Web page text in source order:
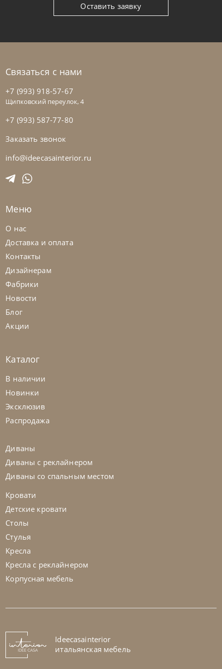
Natisa
Стул Sara
Natisa
Стул Queen
Стул Koda
На заказ 45-90 дн
Оставить заявку
Связаться с нами
+7 (993) 918-57-67
Щипковский переулок, 4
+7 (993) 587-77-80
Заказать звонок
info@ideecasainterior.ru
Меню
О нас
Доставка и оплата
Контакты
Дизайнерам
Фабрики
Новости
Блог
Акции
Каталог
В наличии
Новинки
Эксклюзив
Распродажа
Диваны
Диваны с реклайнером
Диваны со спальным местом
Кровати
Детские кровати
Столы
Стулья
Кресла
Кресла с реклайнером
Корпусная мебель
Ideecasainterior
итальянская мебель